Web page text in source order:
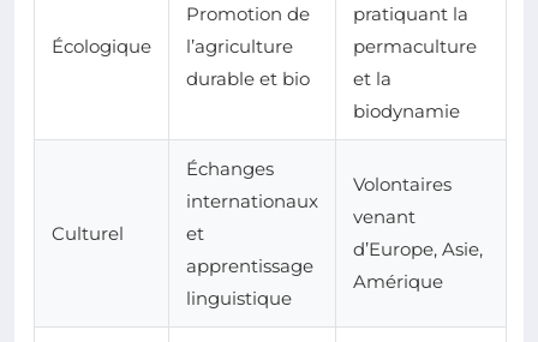
Écologique
Promotion de
l’agriculture
durable et bio
pratiquant la
permaculture
et la
biodynamie
Culturel
Échanges
internationaux
et
apprentissage
linguistique
Volontaires
venant
d’Europe, Asie,
Amérique